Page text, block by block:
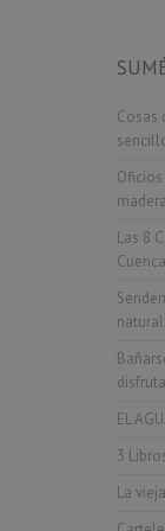
Cosas
Las 8
EL
3
La